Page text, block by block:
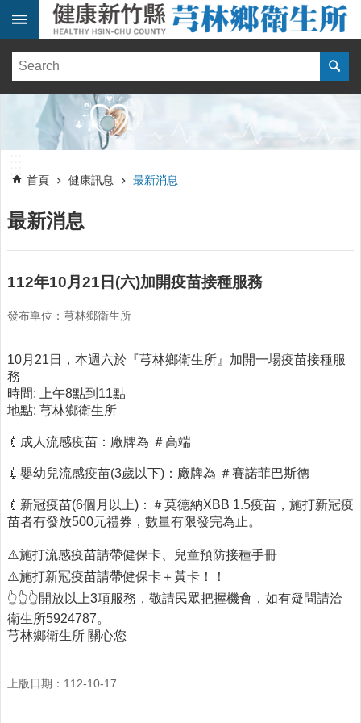
跳到主要內容區塊
健
訊
簡
便
上
名
醫
療
資
源
社
區
資
源
門
診
時
間
表
預
與
首頁 健康訊息 最新消息
最新消息
112年10月21日(六)加開疫苗接種服務
發布單位：芎林鄉衛生所
10月21日，本週六於『芎林鄉衛生所』加開一場疫苗接種服
務
時間: 上午8點到11點
地點: 芎林鄉衛生所
💉成人流感疫苗：廠牌為 ＃高端
💉嬰幼兒流感疫苗(3歲以下)：廠牌為 ＃賽諾菲巴斯德
💉新冠疫苗(6個月以上)：＃莫德納XBB 1.5疫苗，施打新冠疫
苗者有發放500元禮券，數量有限發完為止。
⚠️施打流感疫苗請帶健保卡、兒童預防接種手冊
⚠️施打新冠疫苗請帶健保卡＋黃卡！！
👆👆👆開放以上3項服務，敬請民眾把握機會，如有疑問請洽
衛生所5924787。
芎林鄉衛生所 關心您
上版日期：112-10-17